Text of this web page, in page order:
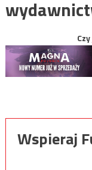
Wspieraj